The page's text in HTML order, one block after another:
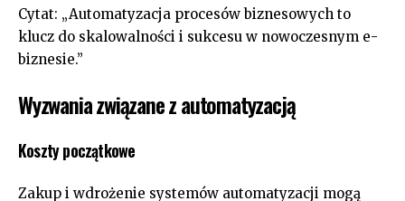
Cytat: „Automatyzacja procesów biznesowych to
klucz do skalowalności i sukcesu w nowoczesnym e-
biznesie.”
Wyzwania związane z automatyzacją
Koszty początkowe
Zakup i wdrożenie systemów automatyzacji mogą